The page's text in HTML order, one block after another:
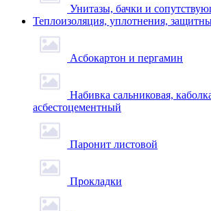
Унитазы, бачки и
Теплоизоляция, уплотнения,
Асбокартон и пергамин
Набивка сальниковая,
асбестоцементный
Паронит листовой
Прокладки